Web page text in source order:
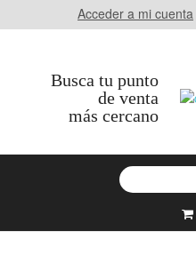
Acceder a mi cuenta
Busca tu punto
de venta
más cercano